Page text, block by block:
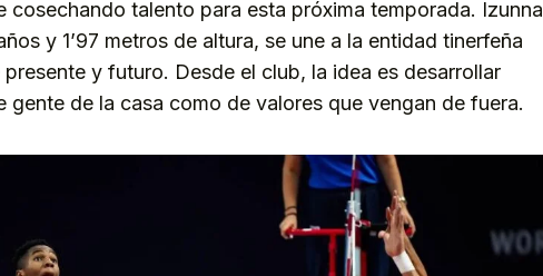
cosechando talento para esta próxima temporada. Izunna
y 1’97 metros de altura, se une a la entidad tinerfeña
y futuro. Desde el club, la idea es desarrollar
gente de la casa como de valores que vengan de fuera.